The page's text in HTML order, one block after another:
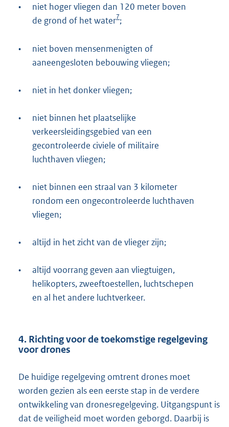
•
niet hoger vliegen dan 120 meter boven
de grond of het water7;
•
niet boven mensenmenigten of
aaneengesloten bebouwing vliegen;
• niet in het donker vliegen;
•
niet binnen het plaatselijke
verkeersleidingsgebied van een
gecontroleerde civiele of militaire
luchthaven vliegen;
•
niet binnen een straal van 3 kilometer
rondom een ongecontroleerde luchthaven
vliegen;
• altijd in het zicht van de vlieger zijn;
•
altijd voorrang geven aan vliegtuigen,
helikopters, zweeftoestellen, luchtschepen
en al het andere luchtverkeer.
4. Richting voor de toekomstige regelgeving
voor drones
De huidige regelgeving omtrent drones moet
worden gezien als een eerste stap in de verdere
ontwikkeling van dronesregelgeving. Uitgangspunt is
dat de veiligheid moet worden geborgd. Daarbij is